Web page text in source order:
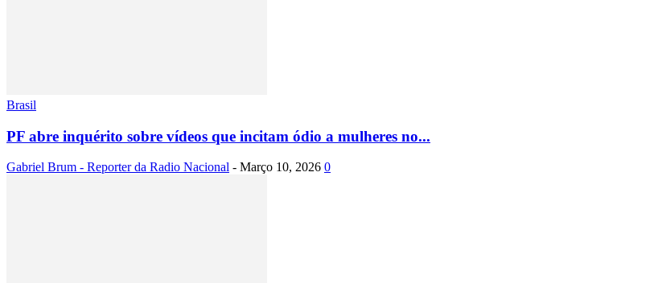
Brasil
PF abre inquérito sobre vídeos que incitam ódio a mulheres no...
Gabriel Brum - Reporter da Radio Nacional - Março 10, 2026 0